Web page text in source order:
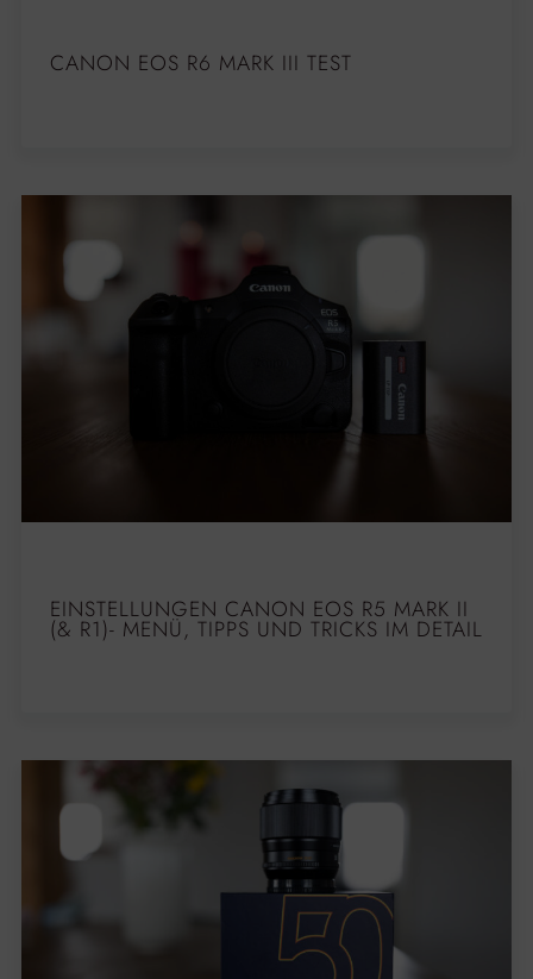
CANON EOS R6 MARK III TEST
EINSTELLUNGEN CANON EOS R5 MARK II
(& R1)- MENÜ, TIPPS UND TRICKS IM DETAIL